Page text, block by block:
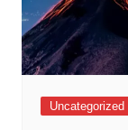
Uncategorized